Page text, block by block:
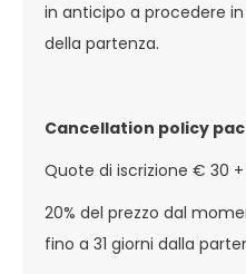
in anticipo a procedere
della partenza.
Cancellation policy
Quote di iscrizione € 30 +
20% del prezzo dal
fino a 31 giorni dalla